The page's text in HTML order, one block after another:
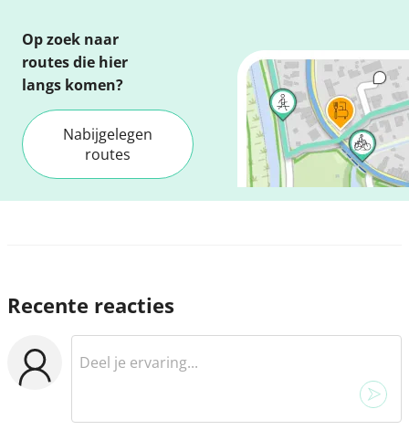
Op zoek naar
routes die hier
langs komen?
Nabijgelegen
routes
Recente reacties